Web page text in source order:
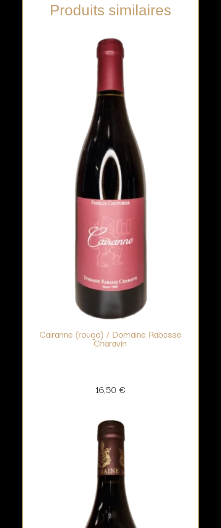
Produits similaires
Cairanne (rouge) / Domaine Rabasse
Charavin
16,50 €